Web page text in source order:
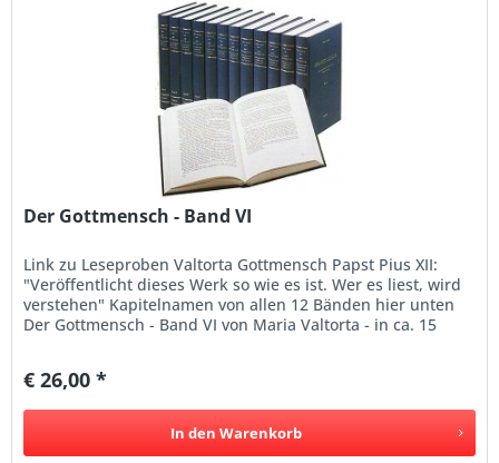
Der Gottmensch - Band VI
Link zu Leseproben Valtorta Gottmensch Papst Pius XII:
"Veröffentlicht dieses Werk so wie es ist. Wer es liest, wird
verstehen" Kapitelnamen von allen 12 Bänden hier unten
Der Gottmensch - Band VI von Maria Valtorta - in ca. 15
€ 26,00 *
In den Warenkorb